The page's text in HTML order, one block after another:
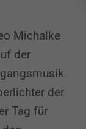
Michalke
der
der
Tag für